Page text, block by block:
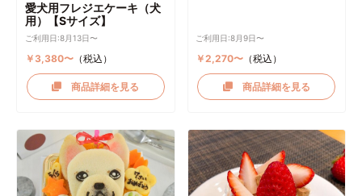
愛犬用フレジエケーキ（犬
用）【Sサイズ】
ご利用日:8月13日〜
￥3,380〜（税込）
商品詳細を見る
ご利用日:8月9日〜
￥2,270〜 （税込）
商品詳細を見る